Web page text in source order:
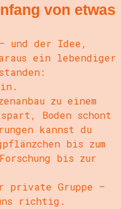
von etwas
und der Idee,
ein lebendiger
zu einem
Boden schont
kannst du
bis zum
bis zur
private Gruppe –
richtig.